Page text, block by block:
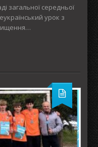
загальної середньої
урок з